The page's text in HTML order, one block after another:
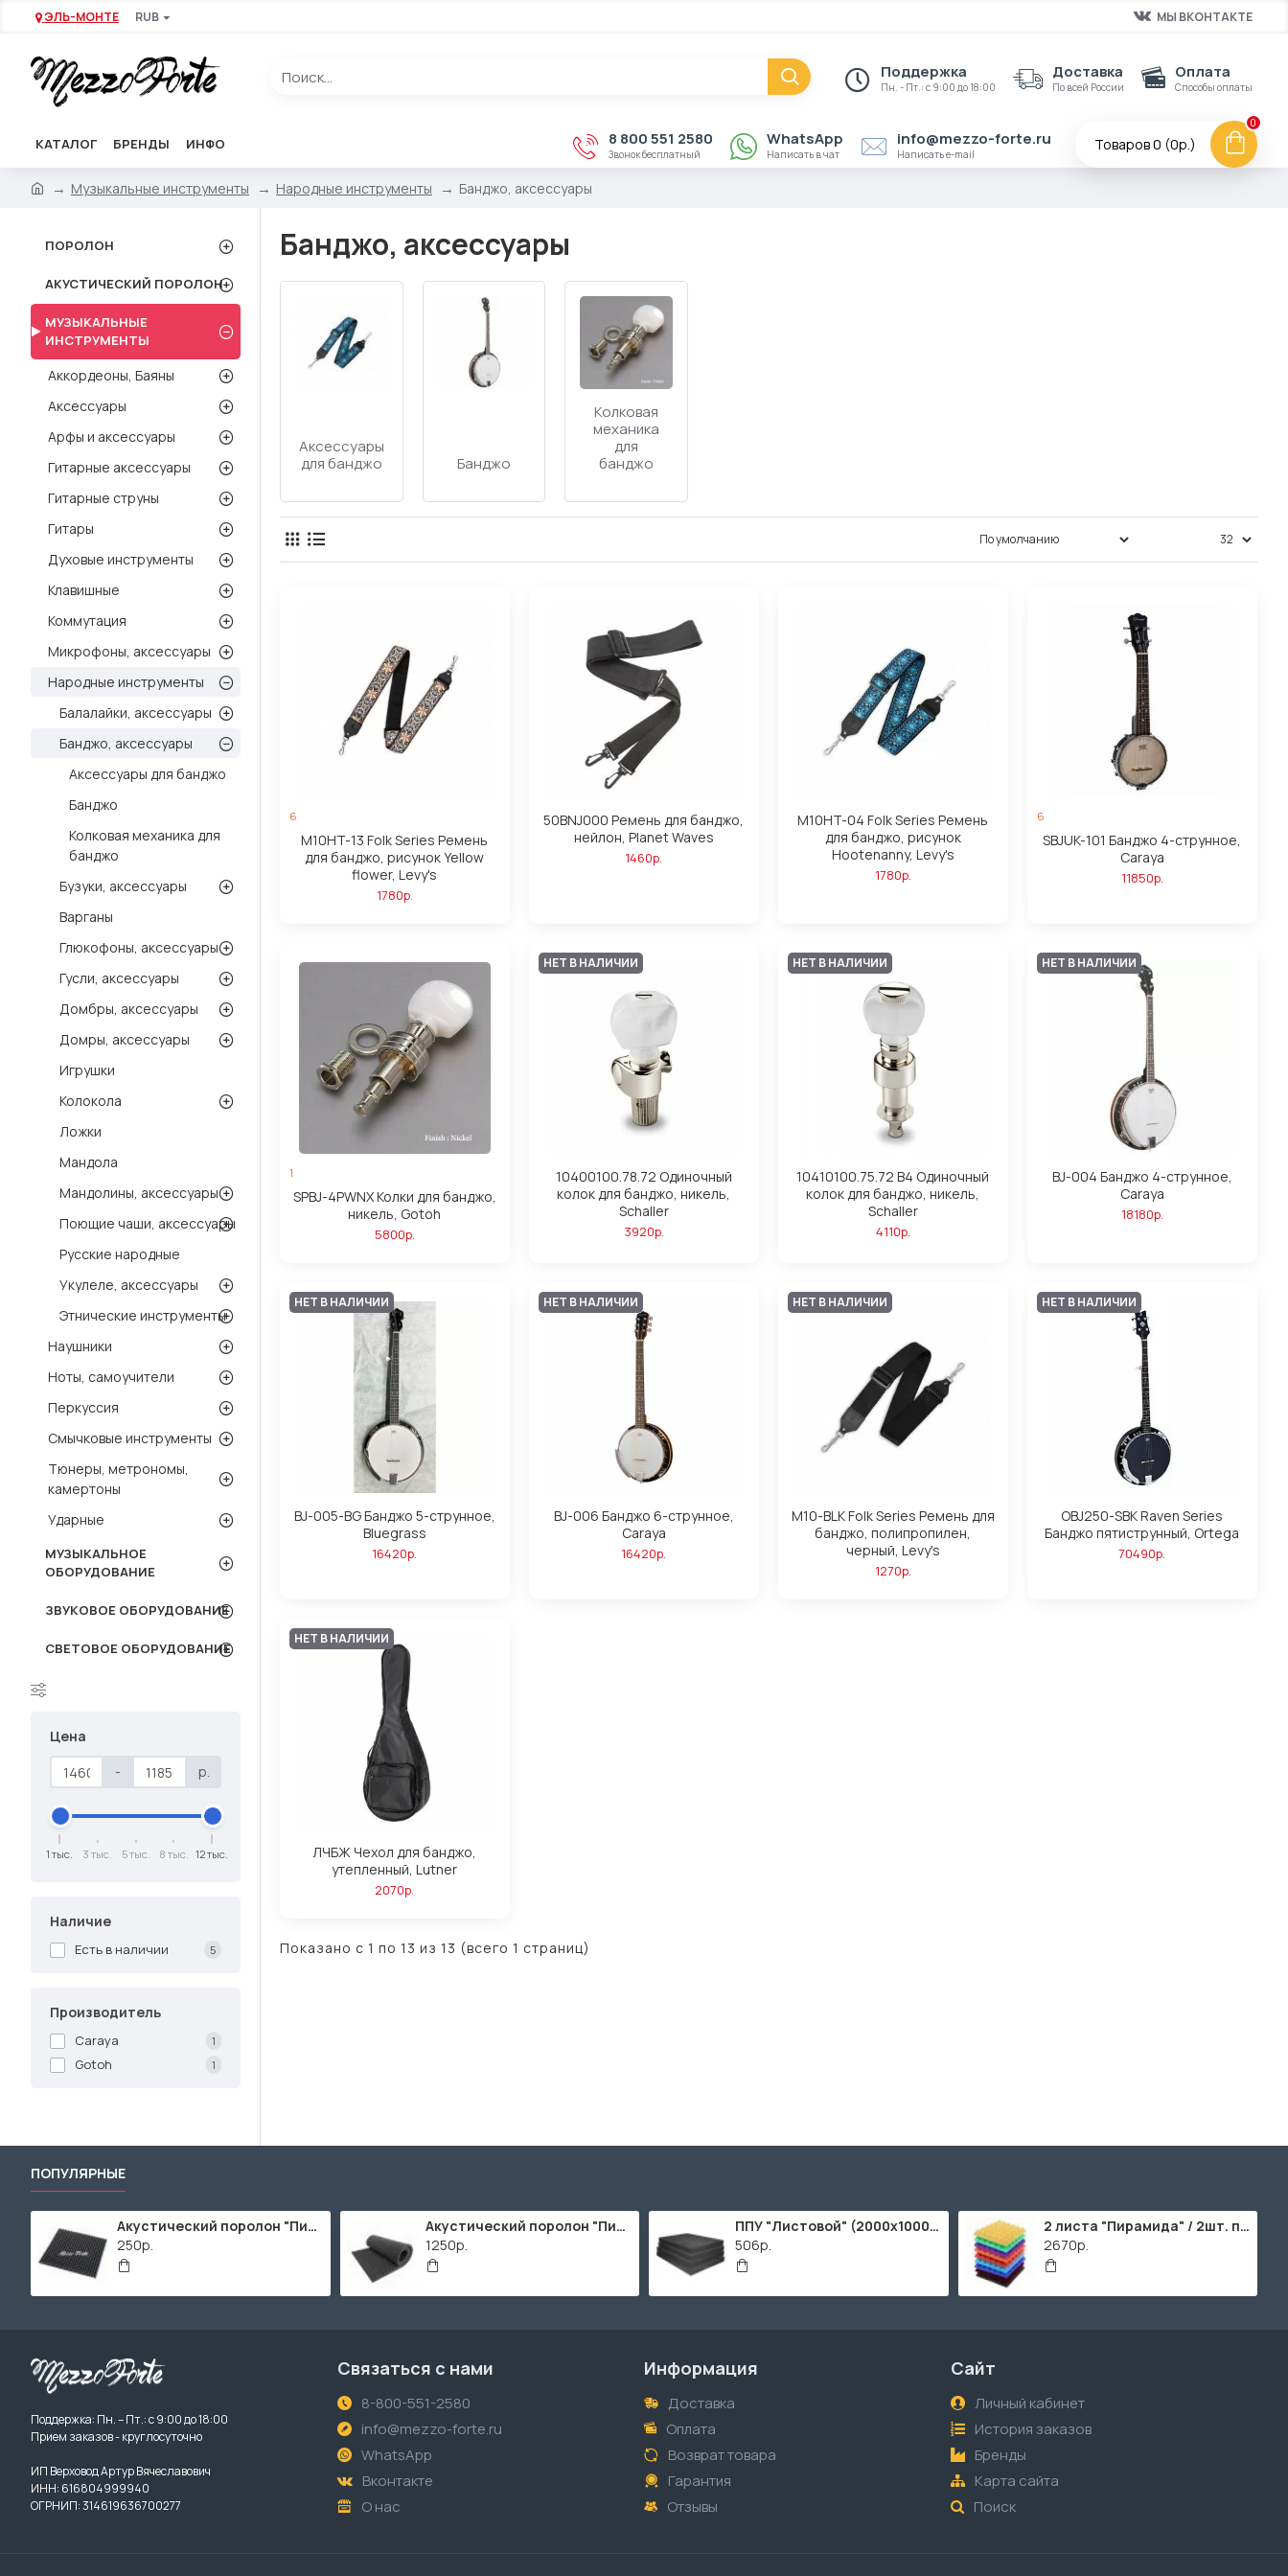
ЭЛЬ-МОНТЕ RUB МЫ ВКОНТАКТЕ
Поддержка
Пн. - Пт.: с 9:00 до 18:00
Доставка
По всей России
Оплата
Способы оплаты
КАТАЛОГ БРЕНДЫ ИНФО 8 800 551 2580
Звонок бесплатный
WhatsApp
Написать в чат
info@mezzo-forte.ru
Написать e-mail
Товаров 0 (0р.)
0
Музыкальные инструменты Народные инструменты Банджо, аксессуары
ПОРОЛОН
АКУСТИЧЕСКИЙ ПОРОЛОН
МУЗЫКАЛЬНЫЕ
ИНСТРУМЕНТЫ
Аккордеоны, Баяны
Аксессуары
Арфы и аксессуары
Гитарные аксессуары
Гитарные струны
Гитары
Духовые инструменты
Клавишные
Коммутация
Микрофоны, аксессуары
Народные инструменты
Балалайки, аксессуары
Банджо, аксессуары
Аксессуары для банджо
Банджо
Колковая механика для
банджо
Бузуки, аксессуары
Варганы
Глюкофоны, аксессуары
Гусли, аксессуары
Домбры, аксессуары
Домры, аксессуары
Игрушки
Колокола
Ложки
Мандола
Мандолины, аксессуары
Поющие чаши, аксессуары
Русские народные
Укулеле, аксессуары
Этнические инструменты
Наушники
Ноты, самоучители
Перкуссия
Смычковые инструменты
Тюнеры, метрономы,
камертоны
Ударные
МУЗЫКАЛЬНОЕ
ОБОРУДОВАНИЕ
ЗВУКОВОЕ ОБОРУДОВАНИЕ
СВЕТОВОЕ ОБОРУДОВАНИЕ
Цена
-
р.
1 тыс. 3 тыс. 5 тыс. 8 тыс. 12 тыс.
Наличие
Есть в наличии 5
Производитель
Caraya 1
Gotoh 1
Банджо, аксессуары
Аксессуары
для банджо
Банджо
Колковая
механика
для
банджо
6
M10HT-13 Folk Series Ремень
для банджо, рисунок Yellow
flower, Levy's
1780р.
50BNJ000 Ремень для банджо,
нейлон, Planet Waves
1460р.
M10HT-04 Folk Series Ремень
для банджо, рисунок
Hootenanny, Levy's
1780р.
6
SBJUK-101 Банджо 4-струнное,
Caraya
11850р.
1
SPBJ-4PWNX Колки для банджо,
никель, Gotoh
5800р.
НЕТ В НАЛИЧИИ
10400100.78.72 Одиночный
колок для банджо, никель,
Schaller
3920р.
НЕТ В НАЛИЧИИ
10410100.75.72 B4 Одиночный
колок для банджо, никель,
Schaller
4110р.
НЕТ В НАЛИЧИИ
BJ-004 Банджо 4-струнное,
Caraya
18180р.
НЕТ В НАЛИЧИИ
BJ-005-BG Банджо 5-струнное,
Bluegrass
16420р.
НЕТ В НАЛИЧИИ
BJ-006 Банджо 6-струнное,
Caraya
16420р.
НЕТ В НАЛИЧИИ
M10-BLK Folk Series Ремень для
банджо, полипропилен,
черный, Levy's
1270р.
НЕТ В НАЛИЧИИ
OBJ250-SBK Raven Series
Банджо пятиструнный, Ortega
70490р.
НЕТ В НАЛИЧИИ
ЛЧБЖ Чехол для банджо,
утепленный, Lutner
2070р.
Показано с 1 по 13 из 13 (всего 1 страниц)
ПОПУЛЯРНЫЕ
Акустический поролон "Пирамида" / 480x480х30мм / Темно-серый
250р.
Акустический поролон "Пирамида" / 2000х1000мм
1250р.
ППУ "Листовой" (2000х1000мм)
506р.
2 листа "Пирамида" / 2шт. по 2000х1000мм
2670р.
Поддержка: Пн. – Пт.: с 9:00 до 18:00
Прием заказов - круглосуточно
ИП Верховод Артур Вячеславович
ИНН: 616804999940
ОГРНИП: 314619636700277
Связаться с нами
8-800-551-2580
info@mezzo-forte.ru
WhatsApp
Вконтакте
О нас
Информация
Доставка
Оплата
Возврат товара
Гарантия
Отзывы
Сайт
Личный кабинет
История заказов
Бренды
Карта сайта
Поиск